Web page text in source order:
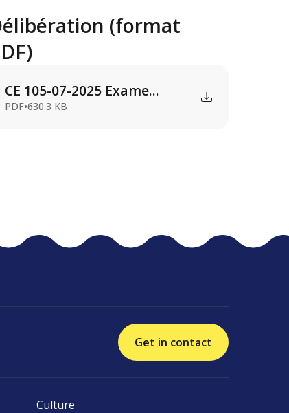
(format
CE 105-07-2025 Exame...
PDF•630.3 KB
Get in contact
Culture